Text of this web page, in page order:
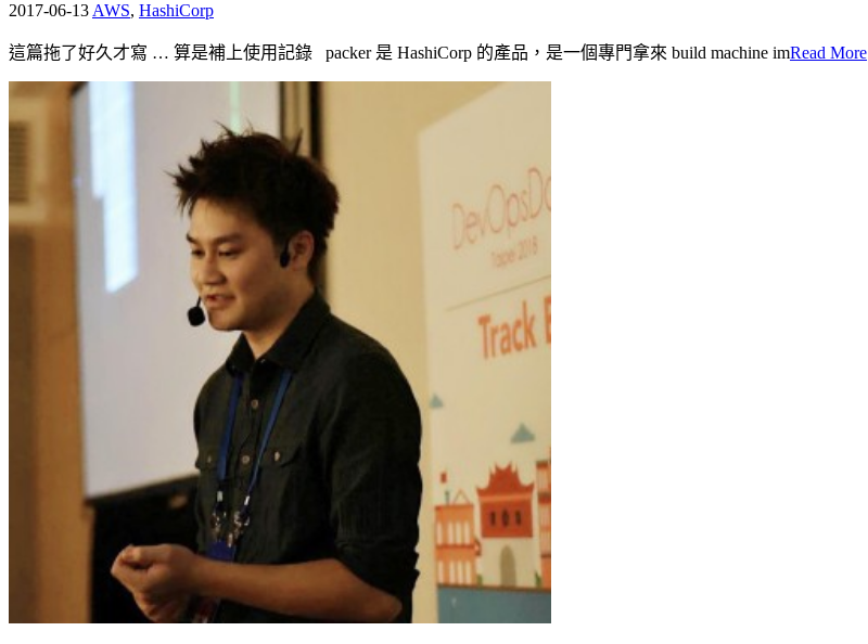
2017-06-13 AWS, HashiCorp
這篇拖了好久才寫 … 算是補上使用記錄 packer 是 HashiCorp 的產品，是一個專門拿來 build machine imRead More